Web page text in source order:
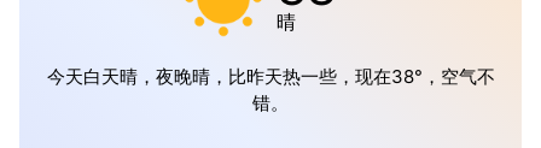
晴
今天白天晴，夜晚晴，比昨天热一些，现在38°，空气不
错。